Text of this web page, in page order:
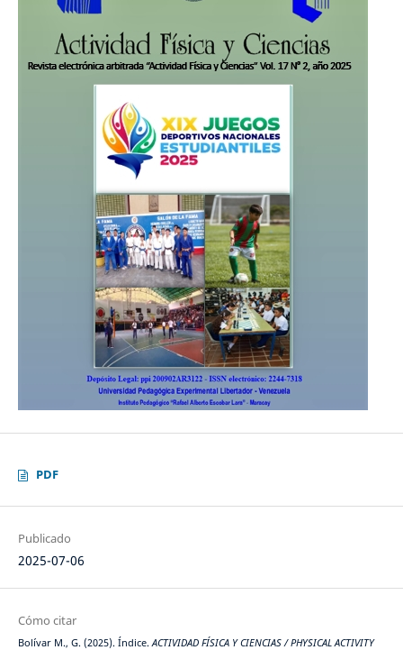
PDF
Publicado
2025-07-06
Cómo citar
Bolívar M., G. (2025). Índice.ACTIVIDAD FÍSICA Y CIENCIAS / PHYSICAL ACTIVITY